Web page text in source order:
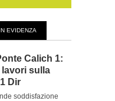
IN EVIDENZA
Calich 1:
sulla
Dir
soddisfazione